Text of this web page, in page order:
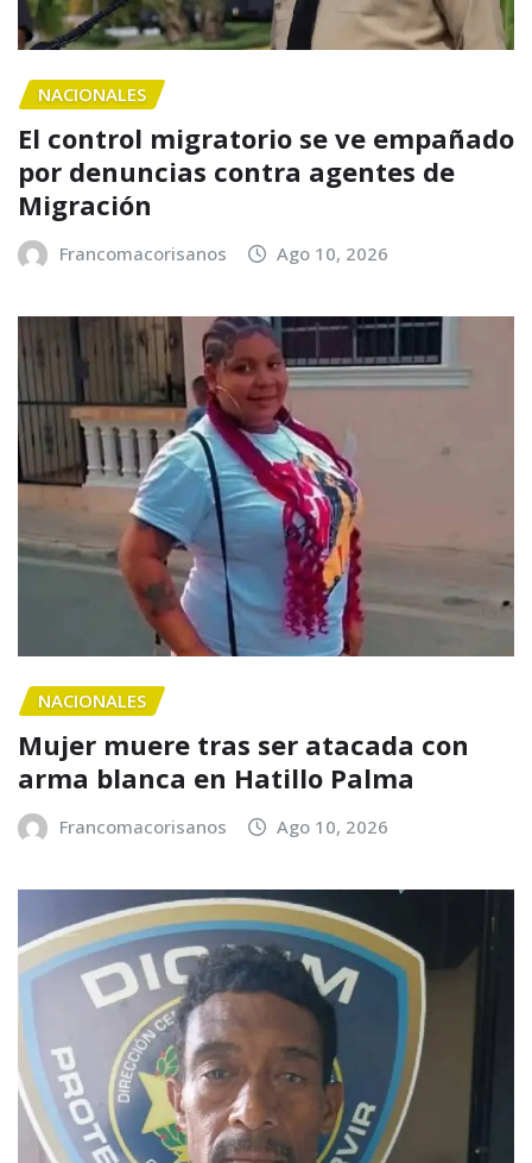
NACIONALES
El control migratorio se ve empañado
por denuncias contra agentes de
Migración
Francomacorisanos Ago 10, 2026
NACIONALES
Mujer muere tras ser atacada con
arma blanca en Hatillo Palma
Francomacorisanos Ago 10, 2026